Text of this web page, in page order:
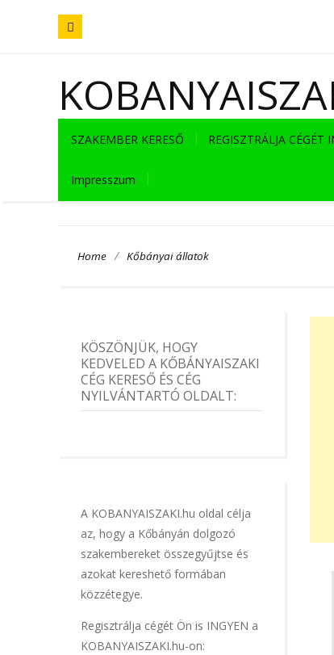
SZAKEMBER KERESŐ REGISZTRÁLJA CÉGÉT
Impresszum
Home / Kőbányai állatok
KÖSZÖNJÜK, HOGY
KEDVELED A KŐBÁNYAISZAKI
CÉG KERESŐ ÉS CÉG
NYILVÁNTARTÓ OLDALT:
A KOBANYAISZAKI.hu oldal célja
az, hogy a Kőbányán dolgozó
szakembereket összegyűjtse és
azokat kereshető formában
közzétegye.
Regisztrálja cégét Ön is INGYEN a
KOBANYAISZAKI.hu-on: